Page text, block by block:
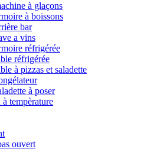
à glaçons
à boissons
bar
a vins
réfrigérée
réfrigérée
à pizzas et saladette
à poser
tempèrature
ouvert